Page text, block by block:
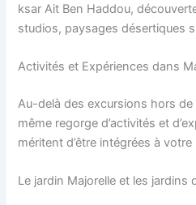
ksar Ait Ben Haddou,
studios, paysages désertiques
Activités et Expériences dans
Au-delà des excursions hors de
même regorge d’activités et
méritent d’être intégrées à
Le jardin Majorelle et les jardins